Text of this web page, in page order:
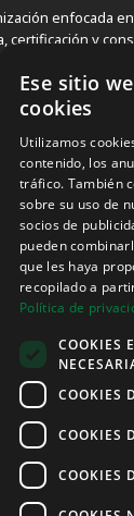
enfocada
certificación y
de activos,
DEKRA
con
Ese sitio
cookies
Utilizamos
contenido, los
tráfico. También
sobre su uso de
socios de
pueden
que les haya
recopilado a
Política de
COOKIES
COOKIES
COOKIES
COOKIES